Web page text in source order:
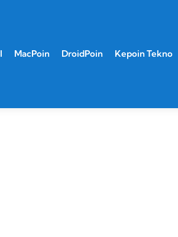
MacPoin DroidPoin Kepoin Tekno